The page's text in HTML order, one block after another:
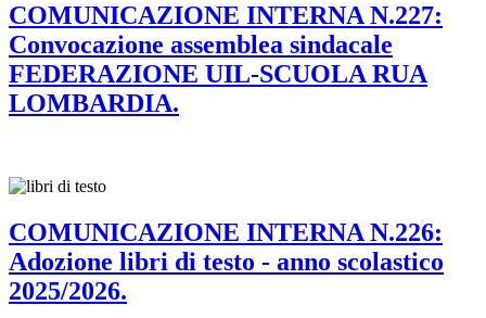
COMUNICAZIONE INTERNA N.227:
Convocazione assemblea sindacale
FEDERAZIONE UIL-SCUOLA RUA
LOMBARDIA.
COMUNICAZIONE INTERNA N.226:
Adozione libri di testo - anno scolastico
2025/2026.